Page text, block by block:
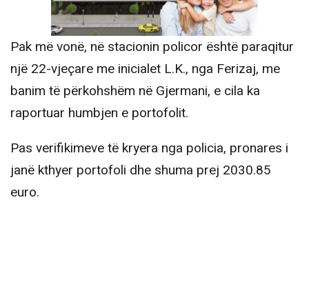
Pak më vonë, në stacionin policor është paraqitur
një 22-vjeçare me inicialet L.K., nga Ferizaj, me
banim të përkohshëm në Gjermani, e cila ka
raportuar humbjen e portofolit.
Pas verifikimeve të kryera nga policia, pronares i
janë kthyer portofoli dhe shuma prej 2030.85
euro.